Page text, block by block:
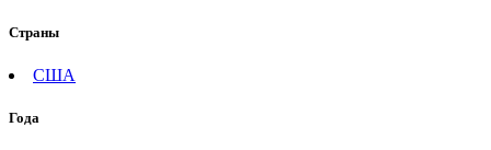
Страны
США
Года